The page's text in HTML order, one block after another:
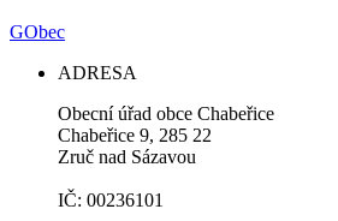
GObec
ADRESA
Obecní úřad obce Chabeřice
Chabeřice 9, 285 22
Zruč nad Sázavou
IČ: 00236101